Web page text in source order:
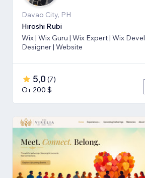
Davao City, PH
Hiroshi Rubi
Wix | Wix Guru | Wix Expert | Wix
Designer | Website
5,0 (7)
От 200 $